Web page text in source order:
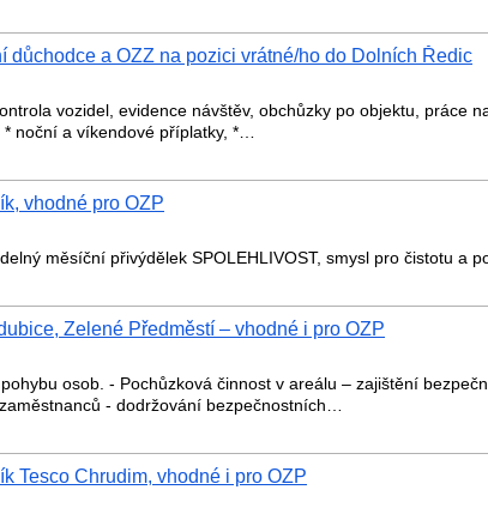
důchodce a OZZ na pozici vrátné/ho do Dolních Ředic
vozidel, evidence návštěv, obchůzky po objektu, práce
noční a víkendové příplatky, *…
vhodné pro OZP
měsíční přivýdělek SPOLEHLIVOST, smysl pro čistotu a
Zelené Předměstí – vhodné i pro OZP
osob. - Pochůzková činnost v areálu – zajištění
- dodržování bezpečnostních…
Tesco Chrudim, vhodné i pro OZP